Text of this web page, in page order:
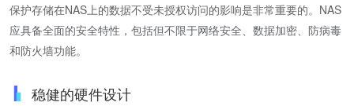
保护存储在NAS上的数据不受未授权访问的影响是非常重要的。NAS
应具备全面的安全特性，包括但不限于网络安全、数据加密、防病毒
和防火墙功能。
稳健的硬件设计